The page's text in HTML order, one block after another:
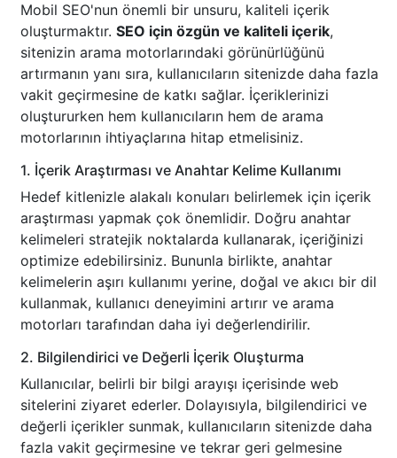
Mobil SEO'nun önemli bir unsuru, kaliteli içerik
oluşturmaktır. SEO için özgün ve kaliteli içerik,
sitenizin arama motorlarındaki görünürlüğünü
artırmanın yanı sıra, kullanıcıların sitenizde daha fazla
vakit geçirmesine de katkı sağlar. İçeriklerinizi
oluştururken hem kullanıcıların hem de arama
motorlarının ihtiyaçlarına hitap etmelisiniz.
1. İçerik Araştırması ve Anahtar Kelime Kullanımı
Hedef kitlenizle alakalı konuları belirlemek için içerik
araştırması yapmak çok önemlidir. Doğru anahtar
kelimeleri stratejik noktalarda kullanarak, içeriğinizi
optimize edebilirsiniz. Bununla birlikte, anahtar
kelimelerin aşırı kullanımı yerine, doğal ve akıcı bir dil
kullanmak, kullanıcı deneyimini artırır ve arama
motorları tarafından daha iyi değerlendirilir.
2. Bilgilendirici ve Değerli İçerik Oluşturma
Kullanıcılar, belirli bir bilgi arayışı içerisinde web
sitelerini ziyaret ederler. Dolayısıyla, bilgilendirici ve
değerli içerikler sunmak, kullanıcıların sitenizde daha
fazla vakit geçirmesine ve tekrar geri gelmesine